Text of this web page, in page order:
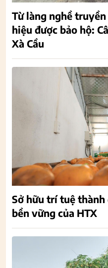
Từ làng nghề
hiệu được bảo hộ:
Xà Cầu
Sở hữu trí tuệ
bền vững của HTX